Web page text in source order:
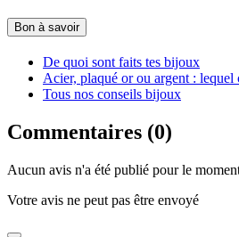
Bon à savoir
De quoi sont faits tes bijoux
Acier, plaqué or ou argent : lequel
Tous nos conseils bijoux
Commentaires (0)
Aucun avis n'a été publié pour le
Votre avis ne peut pas être envoyé